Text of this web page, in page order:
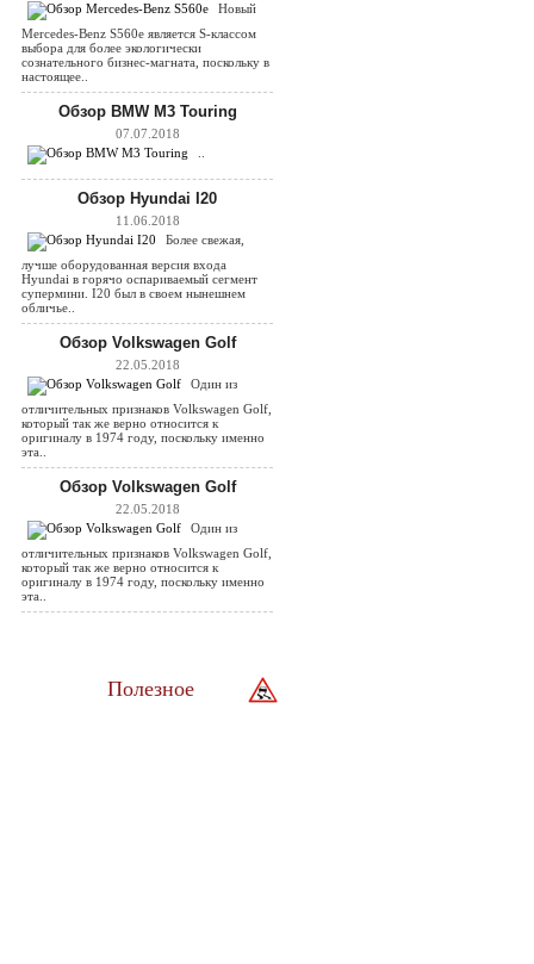
Новый
Mercedes-Benz S560e является S-классом
выбора для более экологически
сознательного бизнес-магната, поскольку в
настоящее..
Обзор BMW M3 Touring
07.07.2018
Обзор Hyundai I20
11.06.2018
Более свежая,
лучше оборудованная версия входа
Hyundai в горячо оспариваемый сегмент
супермини. I20 был в своем нынешнем
обличье..
Обзор Volkswagen Golf
22.05.2018
Один из
отличительных признаков Volkswagen Golf,
который так же верно относится к
оригиналу в 1974 году, поскольку именно
эта..
Обзор Volkswagen Golf
22.05.2018
Один из
отличительных признаков Volkswagen Golf,
который так же верно относится к
оригиналу в 1974 году, поскольку именно
эта..
Полезное